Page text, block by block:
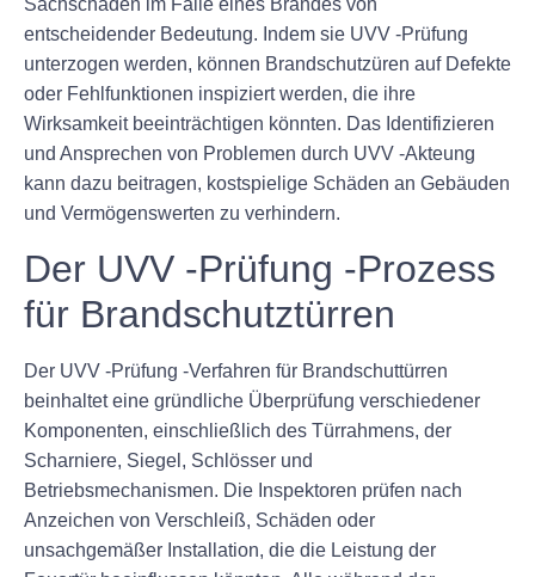
Sachschäden im Falle eines Brandes von
entscheidender Bedeutung. Indem sie UVV -Prüfung
unterzogen werden, können Brandschutzüren auf Defekte
oder Fehlfunktionen inspiziert werden, die ihre
Wirksamkeit beeinträchtigen könnten. Das Identifizieren
und Ansprechen von Problemen durch UVV -Akteung
kann dazu beitragen, kostspielige Schäden an Gebäuden
und Vermögenswerten zu verhindern.
Der UVV -Prüfung -Prozess
für Brandschutztürren
Der UVV -Prüfung -Verfahren für Brandschuttürren
beinhaltet eine gründliche Überprüfung verschiedener
Komponenten, einschließlich des Türrahmens, der
Scharniere, Siegel, Schlösser und
Betriebsmechanismen. Die Inspektoren prüfen nach
Anzeichen von Verschleiß, Schäden oder
unsachgemäßer Installation, die die Leistung der